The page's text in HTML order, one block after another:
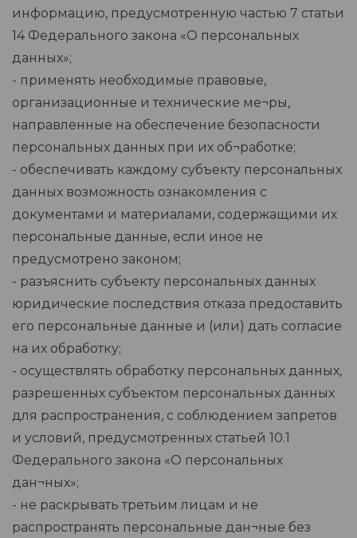
информацию, предусмотренную частью 7 статьи
14 Федерального закона «О персональных
данных»;
- применять необходимые правовые,
организационные и технические ме¬ры,
направленные на обеспечение безопасности
персональных данных при их об¬работке;
- обеспечивать каждому субъекту персональных
данных возможность ознакомления с
документами и материалами, содержащими их
персональные данные, если иное не
предусмотрено законом;
- разъяснить субъекту персональных данных
юридические последствия отказа предоставить
его персональные данные и (или) дать согласие
на их обработку;
- осуществлять обработку персональных данных,
разрешенных субъектом персональных данных
для распространения, с соблюдением запретов
и условий, предусмотренных статьей 10.1
Федерального закона «О персональных
дан¬ных»;
- не раскрывать третьим лицам и не
распространять персональные дан¬ные без